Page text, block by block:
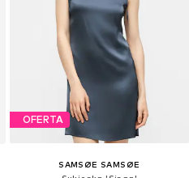
OFERTA
SAMSØE SAMSØE